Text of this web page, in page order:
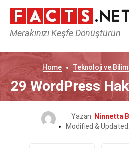
Merakınızı Keşfe Dönüştürün
Home Teknoloji ve
29 WordPress
Yazan: Ninnetta
Modified & Updated: